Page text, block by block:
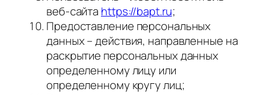
веб-сайта https://bapt.ru;
Предоставление персональных
данных – действия, направленные на
раскрытие персональных данных
определенному лицу или
определенному кругу лиц;